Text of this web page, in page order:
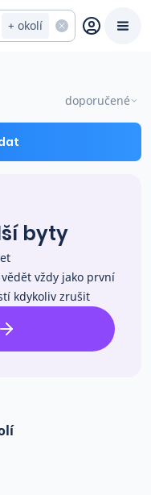
+ okolí
doporučené
byty
vždy jako první
kdykoliv zrušit